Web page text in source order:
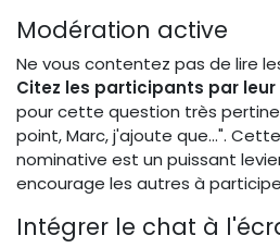
Modération active
Ne vous contentez pas de lire
Citez les participants par leur
pour cette question très
point, Marc, j'ajoute que...".
nominative est un puissant
encourage les autres à
Intégrer le chat à